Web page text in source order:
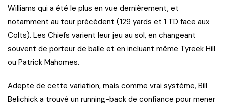
Williams qui a été le plus en vue dernièrement, et
notamment au tour précédent (129 yards et 1 TD face aux
Colts). Les Chiefs varient leur jeu au sol, en changeant
souvent de porteur de balle et en incluant même Tyreek Hill
ou Patrick Mahomes.
Adepte de cette variation, mais comme vrai système, Bill
Belichick a trouvé un running-back de confiance pour mener